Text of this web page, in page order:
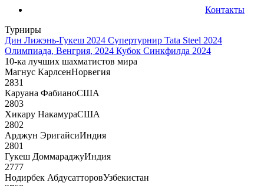
Контакты
Турниры
Дин Лижэнь-Гукеш 2024 Супертурнир Tata Steel 2024
Олимпиада, Венгрия, 2024 Кубок Синкфилда 2024
10-ка лучших шахматистов мира
Магнус КарлсенНорвегия
2831
Каруана ФабианоСША
2803
Хикару НакамураСША
2802
Арджун ЭригайсиИндия
2801
Гукеш ДоммараджуИндия
2777
Нодирбек АбдусатторовУзбекистан